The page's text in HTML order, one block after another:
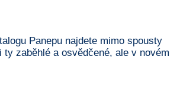
Panepu najdete mimo spousty
ty zaběhlé a osvědčené, ale v novém